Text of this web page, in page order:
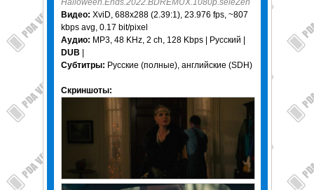
Halloween.Ends.2022.BDREMUX.1080p.seleZen
Видео: XviD, 688x288 (2.39:1), 23.976 fps, ~807
kbps avg, 0.17 bit/pixel
Аудио: MP3, 48 KHz, 2 ch, 128 Kbps | Русский |
DUB
Субтитры: Русские (полные), английские (SDH)
Скриншоты: